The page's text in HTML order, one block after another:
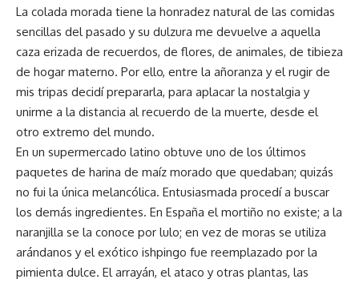
La colada morada tiene la honradez natural de las comidas
sencillas del pasado y su dulzura me devuelve a aquella
caza erizada de recuerdos, de flores, de animales, de tibieza
de hogar materno. Por ello, entre la añoranza y el rugir de
mis tripas decidí prepararla, para aplacar la nostalgia y
unirme a la distancia al recuerdo de la muerte, desde el
otro extremo del mundo.
En un supermercado latino obtuve uno de los últimos
paquetes de harina de maíz morado que quedaban; quizás
no fui la única melancólica. Entusiasmada procedí a buscar
los demás ingredientes. En España el mortiño no existe; a la
naranjilla se la conoce por lulo; en vez de moras se utiliza
arándanos y el exótico ishpingo fue reemplazado por la
pimienta dulce. El arrayán, el ataco y otras plantas, las